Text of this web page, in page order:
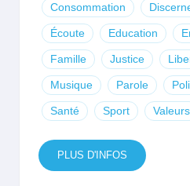
Consommation
Écoute Education
Famille Justice
Musique Parole
Santé Sport Valeurs
PLUS D'INFOS